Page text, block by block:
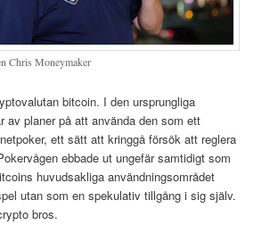
Chris Moneymaker
bitcoin. I den ursprungliga
av planer på att använda den som ett
ett sätt att kringgå försök att reglera
ebbade ut ungefär samtidigt som
huvudsakliga användningsområdet
utan som en spekulativ tillgång i sig själv.
bros.